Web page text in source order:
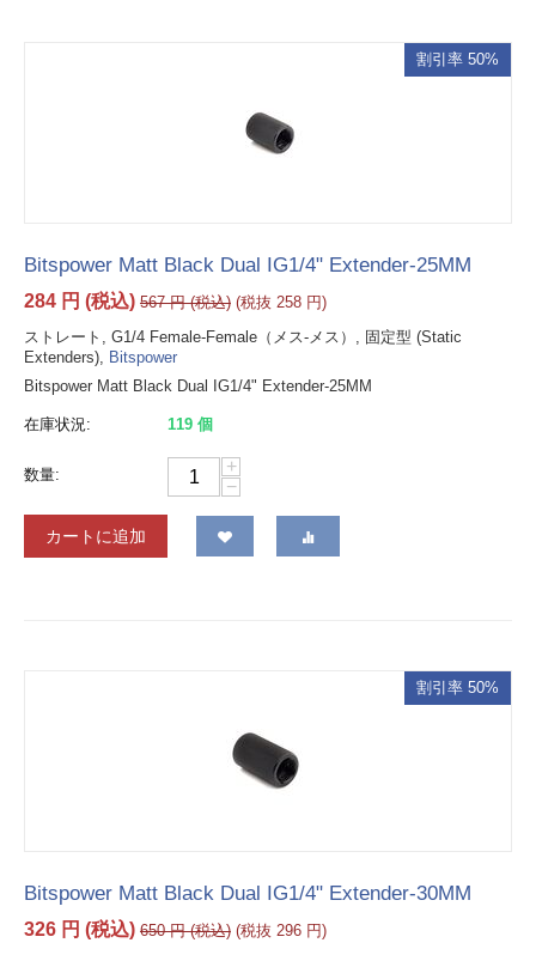
割引率 50%
Bitspower Matt Black Dual IG1/4" Extender-25MM
284 円 (税込) 567 円(税込) (税抜 258 円)
ストレート, G1/4 Female-Female（メス-メス）, 固定型 (Static
Extenders), Bitspower
Bitspower Matt Black Dual IG1/4" Extender-25MM
在庫状況: 119 個
数量:
+
−
カートに追加
割引率 50%
Bitspower Matt Black Dual IG1/4" Extender-30MM
326 円 (税込) 650 円(税込) (税抜 296 円)